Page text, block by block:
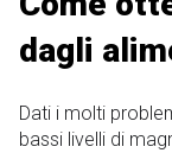
dagli
Dati i molti
bassi livelli di